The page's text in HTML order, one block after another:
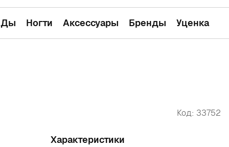
Ногти Аксессуары Бренды Уценка
Код: 33752
Характеристики